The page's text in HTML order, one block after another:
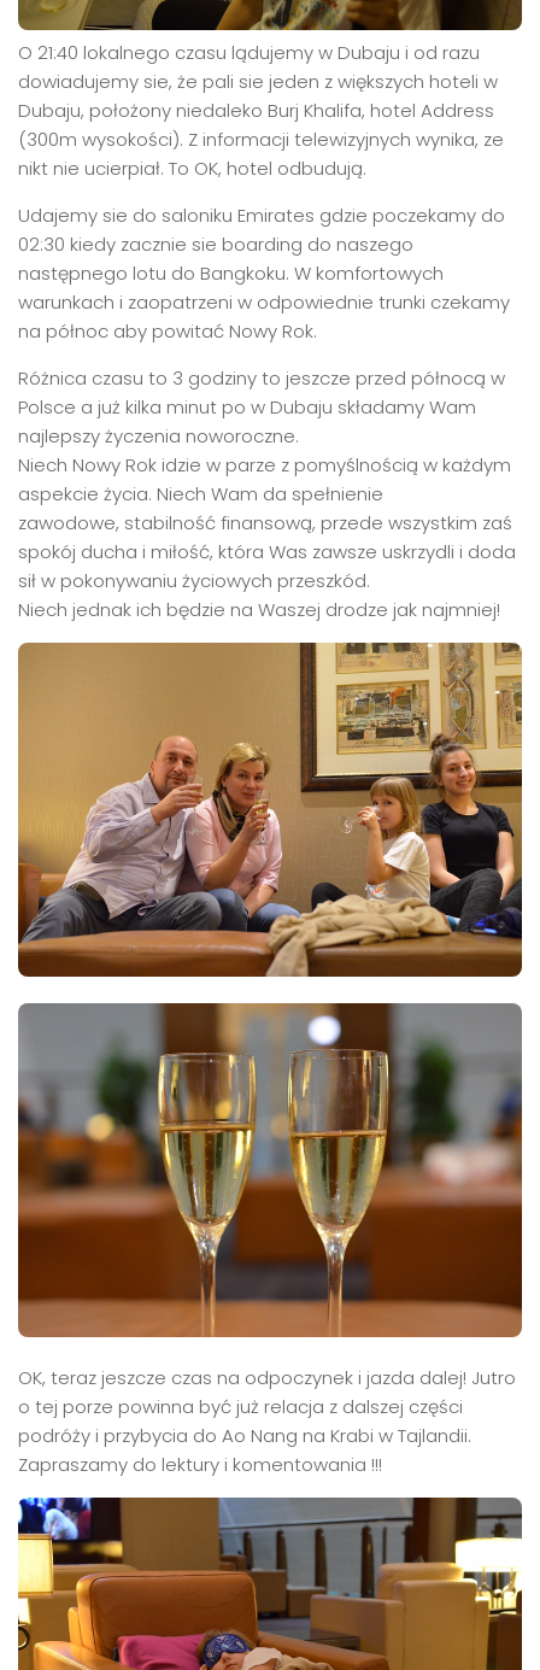
O 21:40 lokalnego czasu lądujemy w Dubaju i od razu
dowiadujemy sie, że pali sie jeden z większych hoteli w
Dubaju, położony niedaleko Burj Khalifa, hotel Address
(300m wysokości). Z informacji telewizyjnych wynika, ze
nikt nie ucierpiał. To OK, hotel odbudują.
Udajemy sie do saloniku Emirates gdzie poczekamy do
02:30 kiedy zacznie sie boarding do naszego
następnego lotu do Bangkoku. W komfortowych
warunkach i zaopatrzeni w odpowiednie trunki czekamy
na północ aby powitać Nowy Rok.
Różnica czasu to 3 godziny to jeszcze przed północą w
Polsce a już kilka minut po w Dubaju składamy Wam
najlepszy życzenia noworoczne.
Niech Nowy Rok idzie w parze z pomyślnością w każdym
aspekcie życia. Niech Wam da spełnienie
zawodowe, stabilność finansową, przede wszystkim zaś
spokój ducha i miłość, która Was zawsze uskrzydli i doda
sił w pokonywaniu życiowych przeszkód.
Niech jednak ich będzie na Waszej drodze jak najmniej!
OK, teraz jeszcze czas na odpoczynek i jazda dalej! Jutro
o tej porze powinna być już relacja z dalszej części
podróży i przybycia do Ao Nang na Krabi w Tajlandii.
Zapraszamy do lektury i komentowania !!!